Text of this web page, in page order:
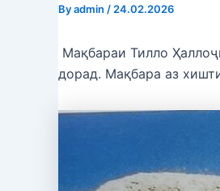
Byadmin / 24.02.2026
Мақбараи Тилло
дорад. Мақбара аз